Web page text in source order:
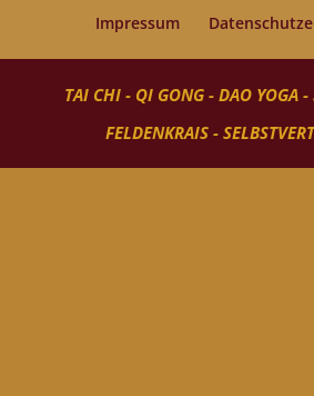
Impressum
TAI CHI - QI GONG - DAO YOGA -
FELDENKRAIS -